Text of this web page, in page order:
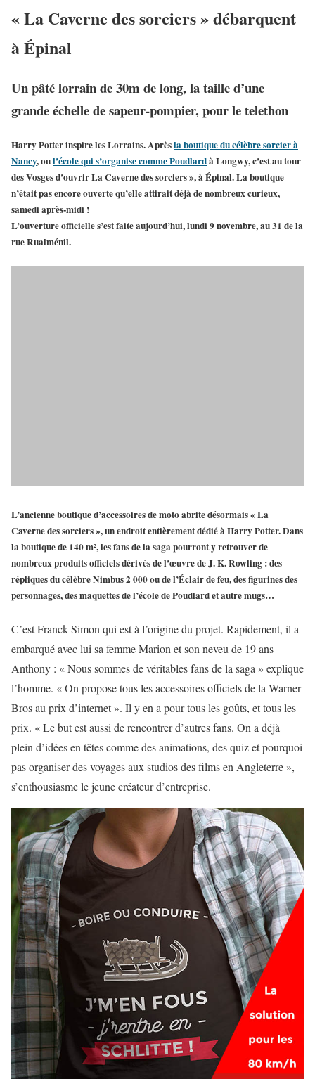
« La Caverne des sorciers » débarquent
à Épinal
Un pâté lorrain de 30m de long, la taille d’une
grande échelle de sapeur-pompier, pour le telethon
Harry Potter inspire les Lorrains. Aprèsla boutique du célèbre sorcier à
Nancy, oul’école qui s’organise comme Poudlardà Longwy, c’est au tour
des Vosges d’ouvrir La Caverne des sorciers », à Épinal. La boutique
n’était pas encore ouverte qu’elle attirait déjà de nombreux curieux,
samedi après-midi !
L’ouverture officielle s’est faite aujourd’hui, lundi 9 novembre, au 31 de la
rue Rualménil.
L’ancienne boutique d’accessoires de moto abrite désormais « La
Caverne des sorciers », un endroit entièrement dédié à Harry Potter. Dans
la boutique de 140 m², les fans de la saga pourront y retrouver de
nombreux produits officiels dérivés de l’œuvre de J. K. Rowling : des
répliques du célèbre Nimbus 2 000 ou de l’Éclair de feu, des figurines des
personnages, des maquettes de l’école de Poudlard et autre mugs…
C’est Franck Simon qui est à l’origine du projet. Rapidement, il a
embarqué avec lui sa femme Marion et son neveu de 19 ans
Anthony : « Nous sommes de véritables fans de la saga » explique
l’homme. « On propose tous les accessoires officiels de la Warner
Bros au prix d’internet ». Il y en a pour tous les goûts, et tous les
prix. « Le but est aussi de rencontrer d’autres fans. On a déjà
plein d’idées en têtes comme des animations, des quiz et pourquoi
pas organiser des voyages aux studios des films en Angleterre »,
s’enthousiasme le jeune créateur d’entreprise.